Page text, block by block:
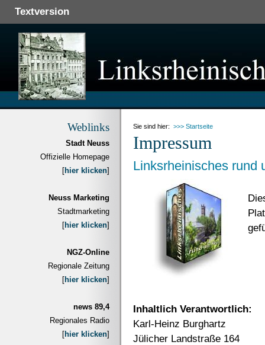
Textversion
Weblinks
Stadt Neuss
Offizielle Homepage
[hier klicken]
Neuss Marketing
Stadtmarketing
[hier klicken]
NGZ-Online
Regionale Zeitung
[hier klicken]
news 89,4
Regionales Radio
[hier klicken]
Sie sind hier: >>> Startseite
Impressum
Linksrheinisches rund
Inhaltlich Verantwortlich:
Karl-Heinz Burghartz
Jülicher Landstraße 164